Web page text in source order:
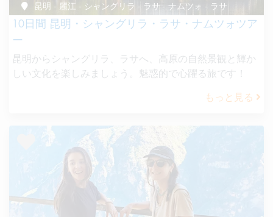
昆明 - 麗江 - シャングリラ - ラサ - ナムツォ - ラサ
10日間 昆明・シャングリラ・ラサ・ナムツォツア
ー
昆明からシャングリラ、ラサへ、高原の自然景観と輝か
しい文化を楽しみましょう。魅惑的で心躍る旅です！
もっと見る